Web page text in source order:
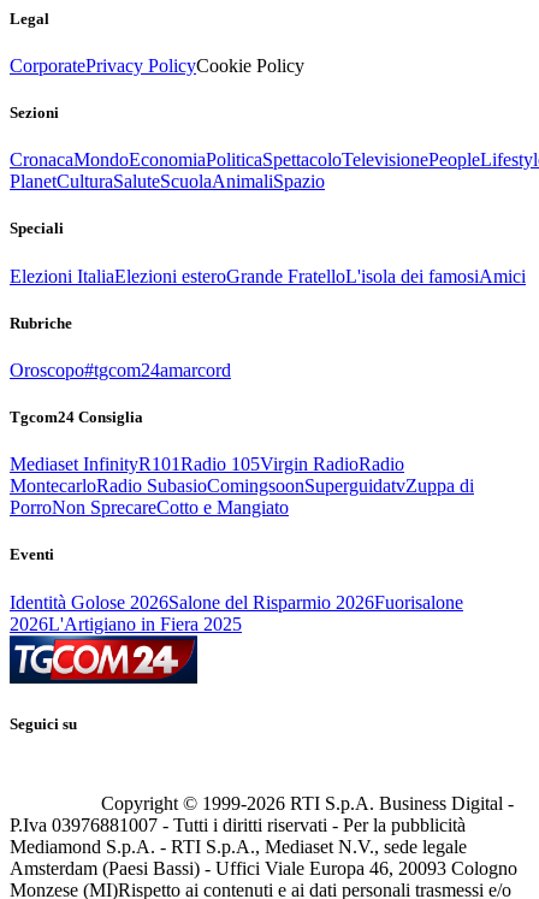
Legal
CorporatePrivacy PolicyCookie Policy
Sezioni
CronacaMondoEconomiaPoliticaSpettacoloTelevisionePeople
PlanetCulturaSaluteScuolaAnimaliSpazio
Speciali
Elezioni ItaliaElezioni esteroGrande FratelloL'isola dei famosiAmici
Rubriche
Oroscopo#tgcom24amarcord
Tgcom24 Consiglia
Mediaset InfinityR101Radio 105Virgin RadioRadio
MontecarloRadio SubasioComingsoonSuperguidatvZuppa di
PorroNon SprecareCotto e Mangiato
Eventi
Identità Golose 2026Salone del Risparmio 2026Fuorisalone
2026L'Artigiano in Fiera 2025
Seguici su
Copyright © 1999-2026 RTI S.p.A. Business Digital -
P.Iva 03976881007 - Tutti i diritti riservati - Per la pubblicità
Mediamond S.p.A. - RTI S.p.A., Mediaset N.V., sede legale
Amsterdam (Paesi Bassi) - Uffici Viale Europa 46, 20093 Cologno
Monzese (MI)Rispetto ai contenuti e ai dati personali trasmessi e/o